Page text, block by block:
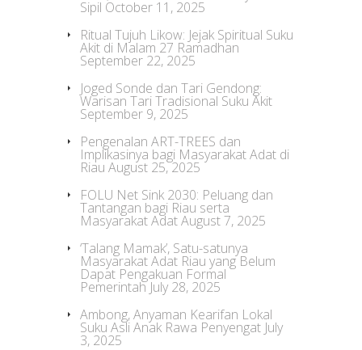
Sipil October 11, 2025
Ritual Tujuh Likow: Jejak Spiritual Suku
Akit di Malam 27 Ramadhan
September 22, 2025
Joged Sonde dan Tari Gendong:
Warisan Tari Tradisional Suku Akit
September 9, 2025
Pengenalan ART-TREES dan
Implikasinya bagi Masyarakat Adat di
Riau August 25, 2025
FOLU Net Sink 2030: Peluang dan
Tantangan bagi Riau serta
Masyarakat AdatAugust 7, 2025
‘Talang Mamak’, Satu-satunya
Masyarakat Adat Riau yang Belum
Dapat Pengakuan Formal
Pemerintah July 28, 2025
Ambong, Anyaman Kearifan Lokal
Suku Asli Anak Rawa Penyengat July
3, 2025